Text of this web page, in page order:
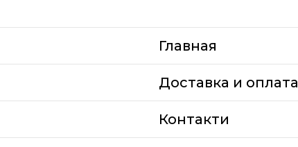
Главная
Доставка и оплата
Контакти